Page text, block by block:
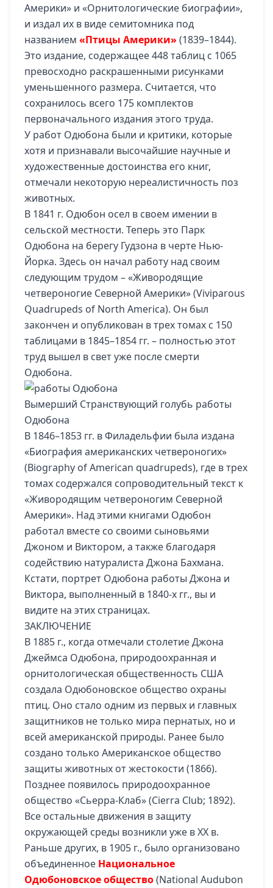
Америки» и «Орнитологические биографии»,
и издал их в виде семитомника под
названием «Птицы Америки»(1839–1844).
Это издание, содержащее 448 таблиц с 1065
превосходно раскрашенными рисунками
уменьшенного размера. Считается, что
сохранилось всего 175 комплектов
первоначального издания этого труда.
У работ Одюбона были и критики, которые
хотя и признавали высочайшие научные и
художественные достоинства его книг,
отмечали некоторую нереалистичность поз
животных.
В 1841 г. Одюбон осел в своем имении в
сельской местности. Теперь это Парк
Одюбона на берегу Гудзона в черте Нью-
Йорка. Здесь он начал работу над своим
следующим трудом – «Живородящие
четвероногие Северной Америки» (Viviparous
Quadrupeds of North America). Он был
закончен и опубликован в трех томах с 150
таблицами в 1845–1854 гг. – полностью этот
труд вышел в свет уже после смерти
Одюбона.
Вымерший Странствующий голубь работы
Одюбона
В 1846–1853 гг. в Филадельфии была издана
«Биография американских четвероногих»
(Biography of American quadrupeds), где в трех
томах содержался сопроводительный текст к
«Живородящим четвероногим Северной
Америки». Над этими книгами Одюбон
работал вместе со своими сыновьями
Джоном и Виктором, а также благодаря
содействию натуралиста Джона Бахмана.
Кстати, портрет Одюбона работы Джона и
Виктора, выполненный в 1840-х гг., вы и
видите на этих страницах.
ЗАКЛЮЧЕНИЕ
В 1885 г., когда отмечали столетие Джона
Джеймса Одюбона, природоохранная и
орнитологическая общественность США
создала Одюбоновское общество охраны
птиц. Оно стало одним из первых и главных
защитников не только мира пернатых, но и
всей американской природы. Ранее было
создано только Американское общество
защиты животных от жестокости (1866).
Позднее появилось природоохранное
общество «Сьерра-Клаб» (Cierra Club; 1892).
Все остальные движения в защиту
окружающей среды возникли уже в XX в.
Раньше других, в 1905 г., было организовано
объединенное Национальное
Одюбоновское общество(National Audubon